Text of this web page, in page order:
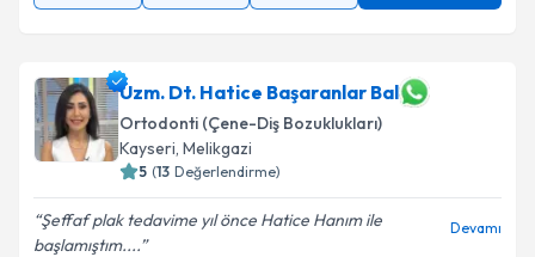
Uzm. Dt. Hatice Başaranlar Bal
Ortodonti (Çene-Diş Bozuklukları)
Kayseri, Melikgazi
5 (13 Değerlendirme)
Şeffaf plak tedavime yıl önce Hatice Hanım ile
başlamıştım....
Devamı